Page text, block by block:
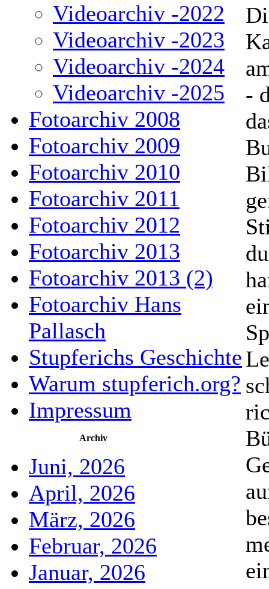
Videoarchiv -2022
Videoarchiv -2023
Videoarchiv -2024
Videoarchiv -2025
Fotoarchiv 2008
Fotoarchiv 2009
Fotoarchiv 2010
Fotoarchiv 2011
Fotoarchiv 2012
Fotoarchiv 2013
Fotoarchiv 2013 (2)
Fotoarchiv Hans
Pallasch
Stupferichs Geschichte
Warum stupferich.org?
Impressum
Archiv
Juni, 2026
April, 2026
März, 2026
Februar, 2026
Januar, 2026
-